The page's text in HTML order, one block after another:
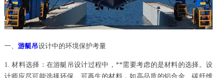
一、 游艇吊设计中的环境保护考量
1. 材料选择：在游艇吊设计过程中，**需要考虑的是材料的选择。设
计师应尽可能选择环保、可再生的材料，如高品质的铝合金、碳纤维